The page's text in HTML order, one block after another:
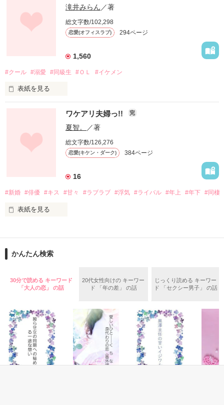
けれどきっと、一生忘れることなんてできない人。
なのに彼は私を見て爽やかな笑顔で「初めまして」と言う。
どうして忘れているの？　彼にとっては忘れられるほどの出来
ずっとずっと残っているトラウマ。
許せないほど辛い思い出。
なのに彼は忘れていて私を「好き」と言う。
だから、あなたに復讐させていただきます！
お見合いで再会した彼に
ど……。
滝井みらん ／著
総文字数/102,298
恋愛(オフィスラブ) 294ページ
1,560
#クール #溺愛 #同級生 #ＯＬ #イケメン
表紙を見る
高校時代好きだった彼と会社のエレベーターの中で
バッタリ再会。
でも、彼のコートに私の髪が絡まって……。
中村 雪乃（ナカムラ ユキノ）27歳
経営企画室室長補佐で将来の社長候補
   とのさまさま、Sana197さま、
   素敵なレビュー
  どうもありがとうございました❤️
作品を読む
ワケアリ夫婦っ!! 完
夏智。 ／著
総文字数/126,276
恋愛(キケン・ダーク) 384ページ
16
#新婚 #俳優 #キス #甘々 #ラブラブ #浮気 #ライバル #年上 #年下 #同棲
表紙を見る
今、大人気のイケメン俳優
藍川 日向(23)
175㎝の長身とスラッとしたスタイル
ほどよくついた筋肉という体つきは
モデルとしても大活躍
かんたん検索
30分で読める キーワード
「大人の恋」 の話
20代女性向けの キーワー
ド 「年の差」 の話
じっくり読める キーワー
ド 「セクシー男子」 の話